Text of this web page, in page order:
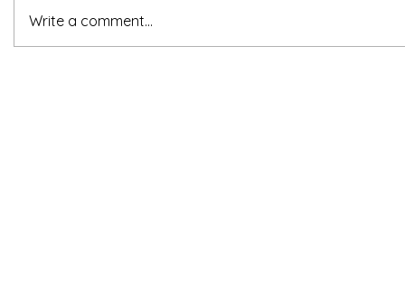
Write a comment...